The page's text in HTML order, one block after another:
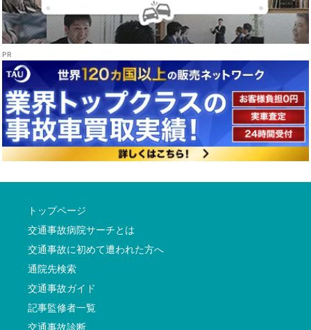
トップページ
交通事故病院サーチとは
交通事故に初めて遭われた方へ
通院先検索
交通事故ガイド
記事監修者一覧
交通事故診断